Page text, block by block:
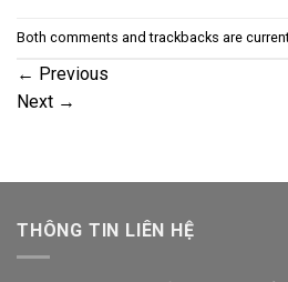
Both comments and trackbacks are
← Previous
Next →
THÔNG TIN LIÊN HỆ